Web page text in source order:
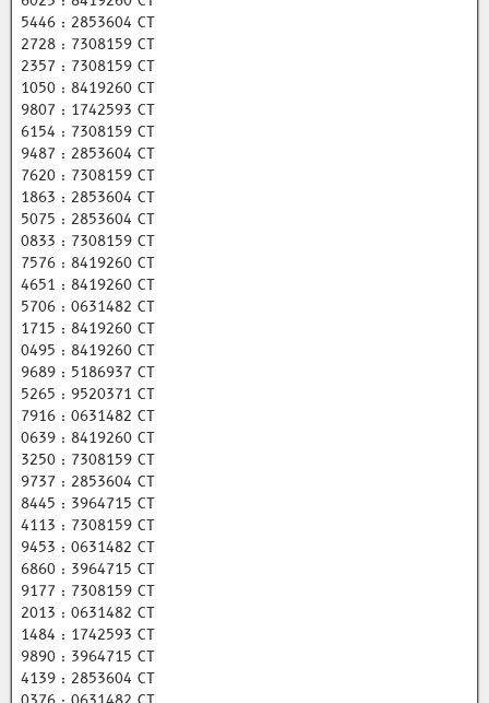
5446 : 2853604 CT
2728 : 7308159 CT
2357 : 7308159 CT
1050 : 8419260 CT
9807 : 1742593 CT
6154 : 7308159 CT
9487 : 2853604 CT
7620 : 7308159 CT
1863 : 2853604 CT
5075 : 2853604 CT
0833 : 7308159 CT
7576 : 8419260 CT
4651 : 8419260 CT
5706 : 0631482 CT
1715 : 8419260 CT
0495 : 8419260 CT
9689 : 5186937 CT
5265 : 9520371 CT
7916 : 0631482 CT
0639 : 8419260 CT
3250 : 7308159 CT
9737 : 2853604 CT
8445 : 3964715 CT
4113 : 7308159 CT
9453 : 0631482 CT
6860 : 3964715 CT
9177 : 7308159 CT
2013 : 0631482 CT
1484 : 1742593 CT
9890 : 3964715 CT
4139 : 2853604 CT